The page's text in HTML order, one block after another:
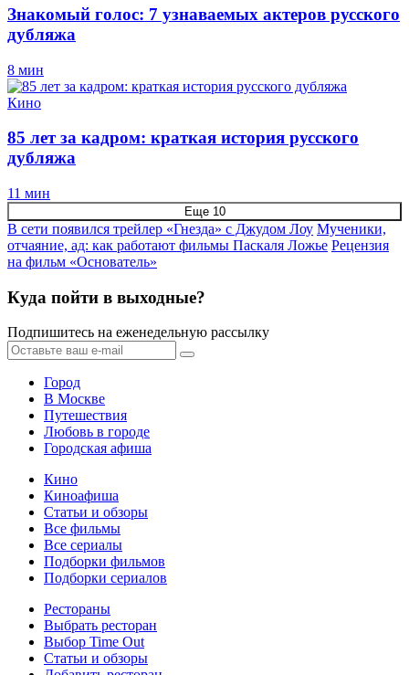
Знакомый голос: 7 узнаваемых актеров русского
дубляжа
8 мин
Кино
85 лет за кадром: краткая история русского
дубляжа
11 мин
Еще 10
В сети появился трейлер «Гнезда» с Джудом Лоу Мученики,
отчаяние, ад: как работают фильмы Паскаля Ложье Рецензия
на фильм «Основатель»
Куда пойти в выходные?
Подпишитесь на еженедельную рассылку
Город
В Москве
Путешествия
Любовь в городе
Городская афиша
Кино
Киноафиша
Статьи и обзоры
Все фильмы
Все сериалы
Подборки фильмов
Подборки сериалов
Рестораны
Выбрать ресторан
Выбор Time Out
Статьи и обзоры